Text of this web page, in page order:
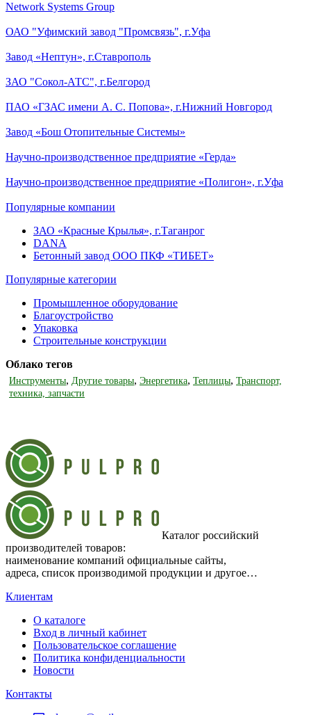
Network Systems Group
ОАО "Уфимский завод "Промсвязь", г.Уфа
Завод «Нептун», г.Ставрополь
ЗАО "Сокол-АТС", г.Белгород
ПАО «ГЗАС имени А. С. Попова», г.Нижний Новгород
Завод «Бош Отопительные Системы»
Научно-производственное предприятие «Герда»
Научно-производственное предприятие «Полигон», г.Уфа
Популярные компании
ЗАО «Красные Крылья», г.Таганрог
DANA
Бетонный завод ООО ПКФ «ТИБЕТ»
Популярные категории
Промышленное оборудование
Благоустройство
Упаковка
Строительные конструкции
Облако тегов
Инструменты, Другие товары, Энергетика, Теплицы, Транспорт,
техника, запчасти
Каталог российский
производителей товаров:
наименование компаний официальные сайты,
адреса, список производимой продукции и другое…
Клиентам
О каталоге
Вход в личный кабинет
Пользовательское соглашение
Политика конфиденциальности
Новости
Контакты